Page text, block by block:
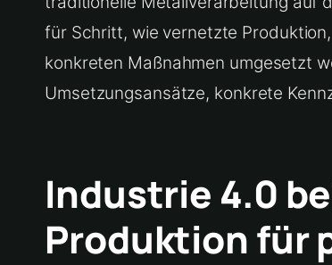
für Schritt, wie vernetzte
konkreten Maßnahmen umgesetzt
Umsetzungsansätze, konkrete
Industrie 4.0
Produktion für